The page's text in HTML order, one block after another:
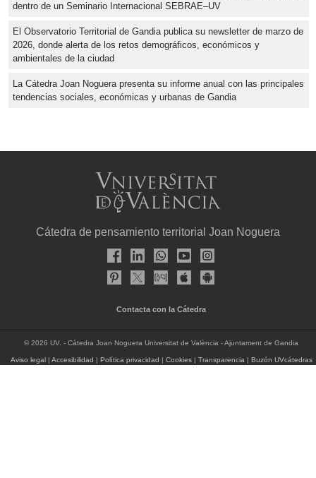
dentro de un Seminario Internacional SEBRAE–UV
El Observatorio Territorial de Gandia publica su newsletter de marzo de
2026, donde alerta de los retos demográficos, económicos y
ambientales de la ciudad
La Cátedra Joan Noguera presenta su informe anual con las principales
tendencias sociales, económicas y urbanas de Gandia
Cátedra de pensamiento territorial Joan Noguera
Contacta con la Cátedra
© 2026 UV. - Cátedra Joan Noguera Universitat de València - Ajuntament de Gandia
Aviso legal| Accesibilidad | Política privacidad | Cookies| Transparencia | Buzón UVcátedras